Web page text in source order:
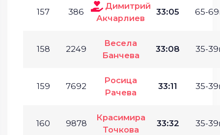
157 386
Димитрий
Акчарлиев
33:05 65-
158 2249
Весела
Банчева
33:08 35-
159 7692
Росица
Рачева
33:11 35-
160 9878
Красимира
Точкова
33:32 35-